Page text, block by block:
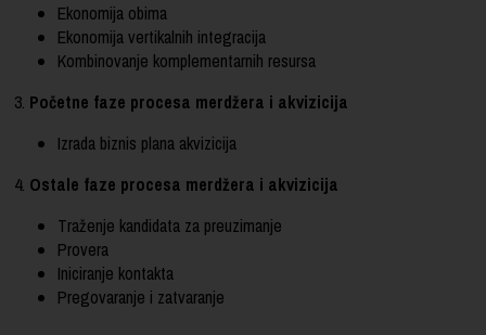
Ekonomija obima
Ekonomija vertikalnih integracija
Kombinovanje komplementarnih resursa
3. Početne faze procesa merdžera i akvizicija
Izrada biznis plana akvizicija
4. Ostale faze procesa merdžera i akvizicija
Traženje kandidata za preuzimanje
Provera
Iniciranje kontakta
Pregovaranje i zatvaranje